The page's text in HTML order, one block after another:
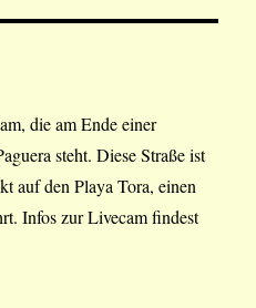
die am Ende einer
steht. Diese Straße ist
auf den Playa Tora, einen
Infos zur Livecam findest